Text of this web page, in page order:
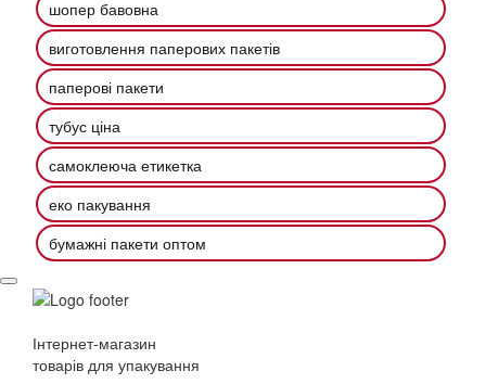
шопер бавовна
виготовлення паперових пакетів
паперові пакети
тубус ціна
самоклеюча етикетка
еко пакування
бумажні пакети оптом
Інтернет-магазин
товарів для упакування